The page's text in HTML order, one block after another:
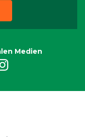
Medien